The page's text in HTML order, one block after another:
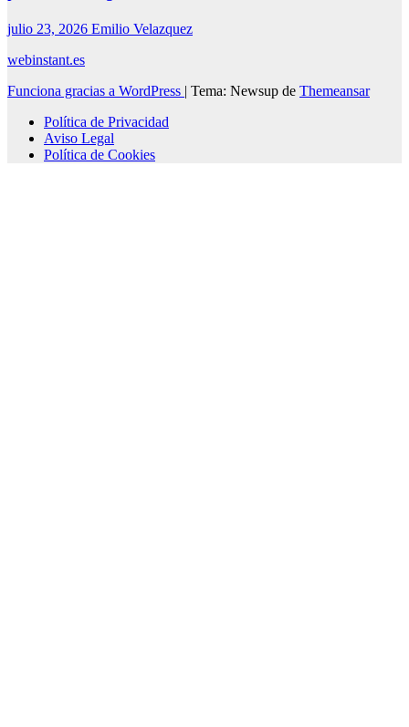
julio 23, 2026 Emilio Velazquez
webinstant.es
Funciona gracias a WordPress | Tema: Newsup de Themeansar
Política de Privacidad
Aviso Legal
Política de Cookies